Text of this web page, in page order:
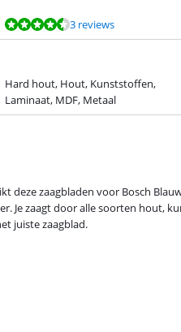
3 reviews
Hard hout, Hout, Kunststoffen,
Laminaat, MDF, Metaal
deze zaagbladen voor Bosch
Je zaagt door alle soorten hout,
juiste zaagblad.